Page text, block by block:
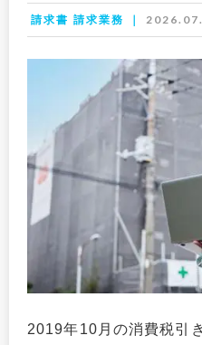
請求書 請求業務
2019年10月の消費税引